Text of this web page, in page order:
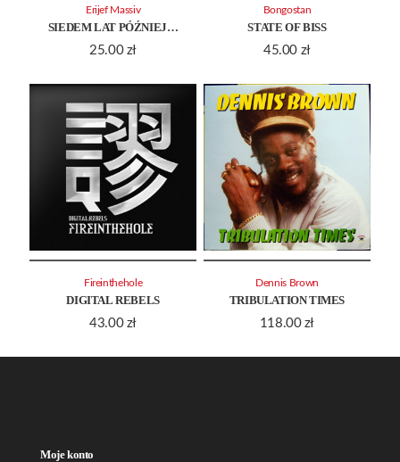
SIEDEM LAT PÓŹNIEJ…
25.00 zł
Erijef Massiv
STATE OF BISS
45.00 zł
Bongostan
DIGITAL REBELS
43.00 zł
Fireinthehole
TRIBULATION TIMES
118.00 zł
Dennis Brown
Moje konto